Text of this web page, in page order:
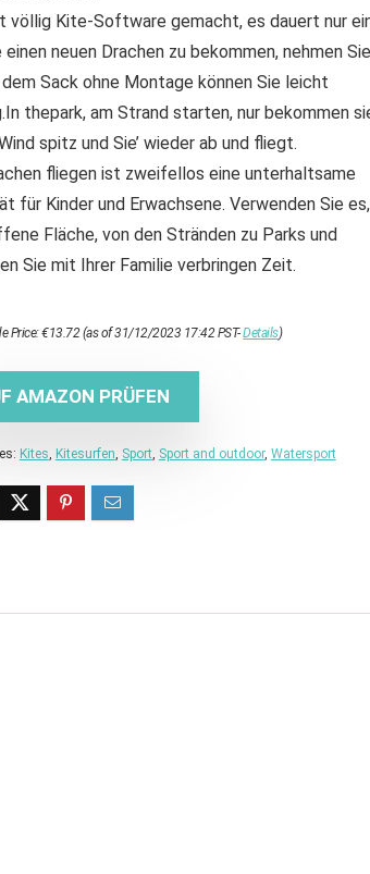
völlig Kite-Software gemacht, es dauert nur
einen neuen Drachen zu bekommen, nehmen Sie
Sack ohne Montage können Sie leicht
thepark, am Strand starten, nur bekommen
spitz und Sie’ wieder ab und fliegt.
fliegen ist zweifellos eine unterhaltsame
für Kinder und Erwachsene. Verwenden Sie es,
Fläche, von den Stränden zu Parks und
Sie mit Ihrer Familie verbringen Zeit.
Price:€13.72 (as of 31/12/2023 17:42 PST-Details)
AMAZON PRÜFEN
Kites, Kitesurfen, Sport, Sport and outdoor, Watersport